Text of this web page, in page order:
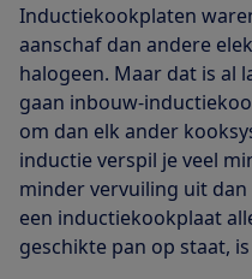
Inductiekookplaten
aanschaf dan andere
halogeen. Maar dat is al
gaan inbouw-
om dan elk ander
inductie verspil je veel
minder vervuiling uit
een inductiekookplaat
geschikte pan op staat,